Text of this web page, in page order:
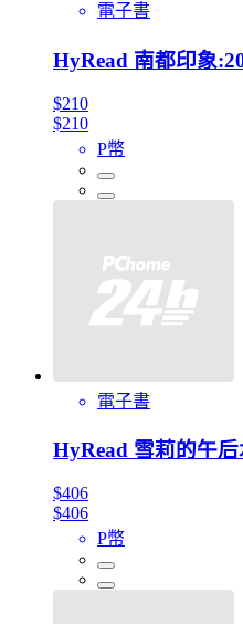
電子書
HyRead 南都印象
$210
$210
P幣
電子書
HyRead 雪莉的午
$406
$406
P幣